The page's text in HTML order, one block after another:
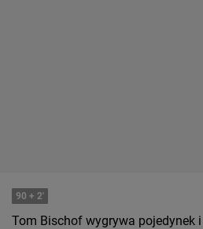
90 + 2'
Tom Bischof wygrywa pojedynek